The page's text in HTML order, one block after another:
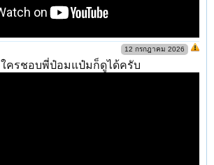
12 กรกฎาคม 2026
ใครชอบพี่ป๋อมแป๋มก็ดูได้ครับ